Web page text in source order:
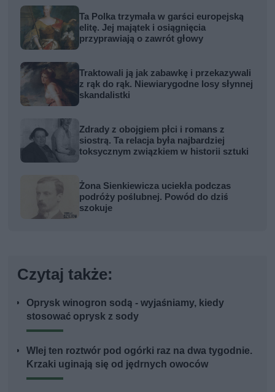
Ta Polka trzymała w garści europejską
elitę. Jej majątek i osiągnięcia
przyprawiają o zawrót głowy
Traktowali ją jak zabawkę i przekazywali
z rąk do rąk. Niewiarygodne losy słynnej
skandalistki
Zdrady z obojgiem płci i romans z
siostrą. Ta relacja była najbardziej
toksycznym związkiem w historii sztuki
Żona Sienkiewicza uciekła podczas
podróży poślubnej. Powód do dziś
szokuje
Czytaj także:
Oprysk winogron sodą - wyjaśniamy, kiedy
stosować oprysk z sody
Wlej ten roztwór pod ogórki raz na dwa tygodnie.
Krzaki uginają się od jędrnych owoców